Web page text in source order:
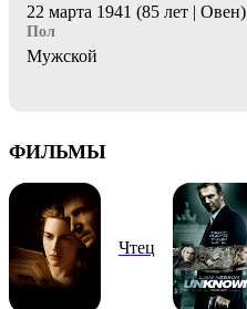
22 марта 1941 (85 лет | Овен)
Пол
Мужской
ФИЛЬМЫ
Чтец